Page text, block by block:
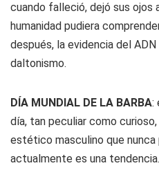
cuando falleció, dejó sus ojos
humanidad pudiera
después, la evidencia del
daltonismo.
DÍA MUNDIAL DE LA BARBA:
día, tan peculiar como
estético masculino que nunca
actualmente es una tendencia.